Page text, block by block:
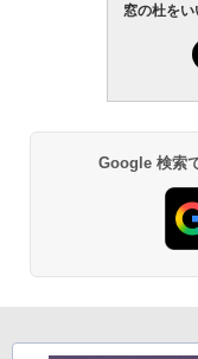
窓の杜を
Google 検索